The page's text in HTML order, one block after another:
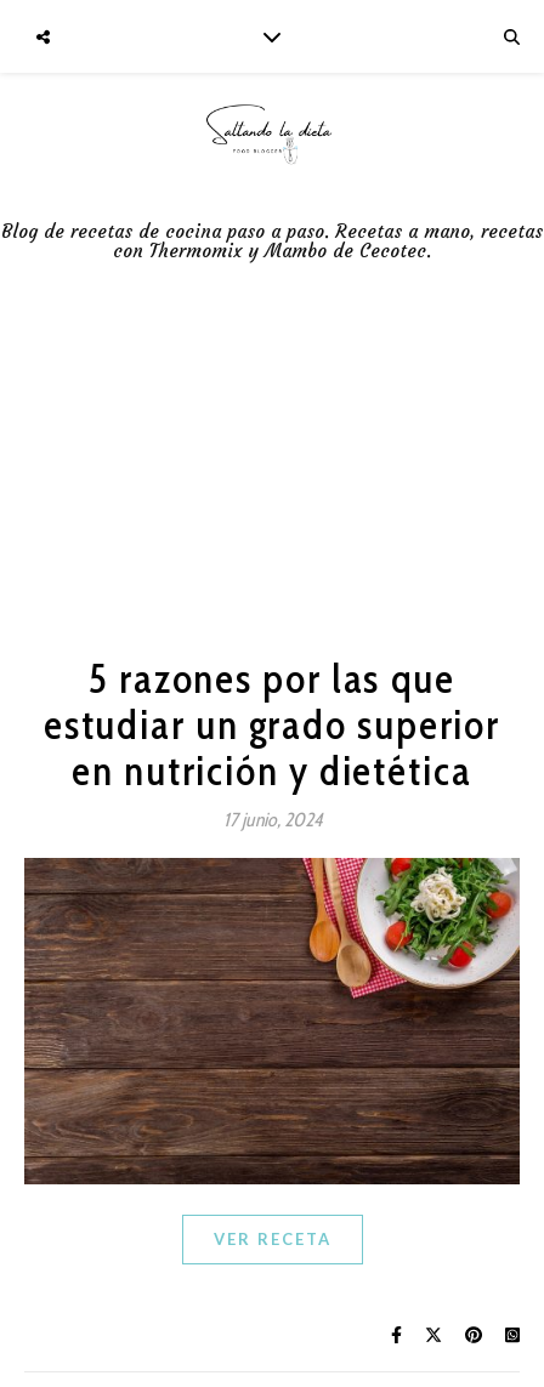
Blog de recetas de cocina paso a paso. Recetas a mano, recetas
con Thermomix y Mambo de Cecotec.
5 razones por las que
estudiar un grado superior
en nutrición y dietética
17 junio, 2024
VER RECETA